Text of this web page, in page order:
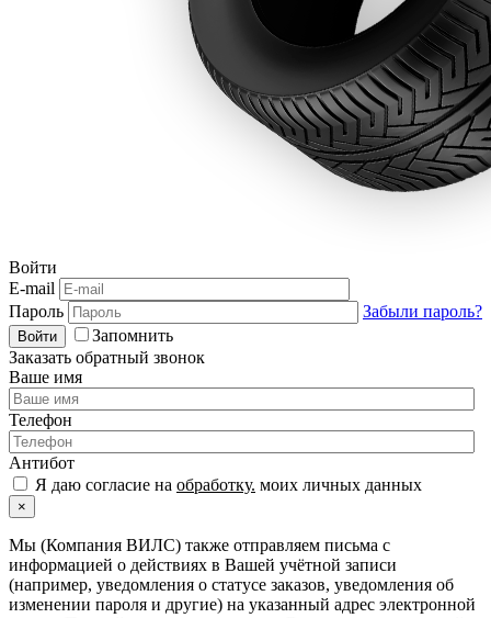
Войти
E-mail
Пароль
Забыли пароль?
Войти
Запомнить
Заказать обратный звонок
Ваше имя
Телефон
Антибот
Я даю согласие на обработку. моих личных данных
×
Мы (Компания ВИЛС) также отправляем письма с
информацией о действиях в Вашей учётной записи
(например, уведомления о статусе заказов, уведомления об
изменении пароля и другие) на указанный адрес электронной